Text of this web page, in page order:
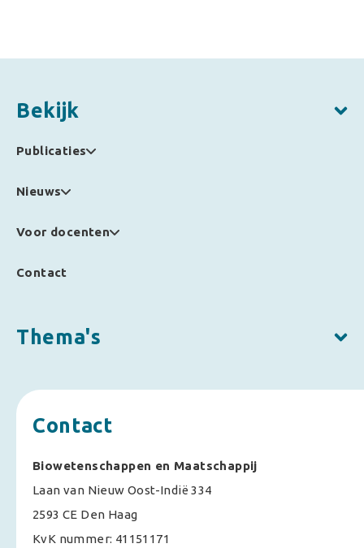
Bekijk
Publicaties
Nieuws
Voor docenten
Contact
Thema's
Contact
Biowetenschappen en Maatschappij
Laan van Nieuw Oost-Indië 334
2593 CE Den Haag
KvK nummer: 41151171